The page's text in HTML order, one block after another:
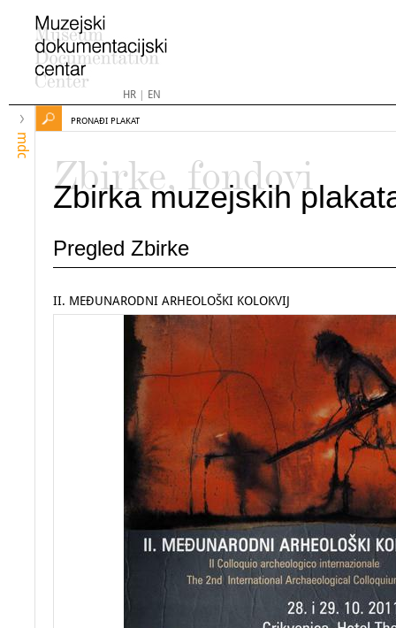
HR| EN
mdc
PRONAĐI PLAKAT
Zbirke, fondovi
Zbirka muzejskih
Pregled Zbirke
II. MEĐUNARODNI ARHEOLOŠKI KOLOKVIJ